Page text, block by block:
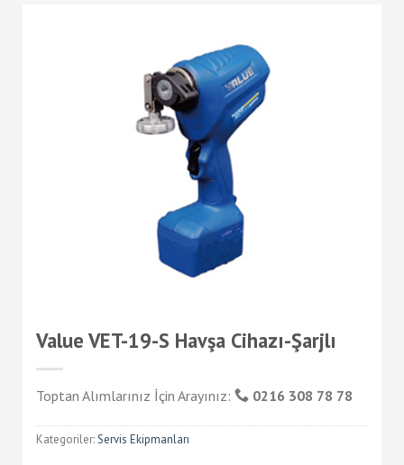
Value VET-19-S Havşa Cihazı-Şarjlı
Toptan Alımlarınız İçin Arayınız: 0216 308 78 78
Kategoriler:Servis Ekipmanları